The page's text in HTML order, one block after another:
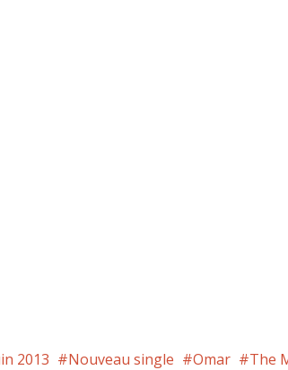
2013 Nouveau single Omar The